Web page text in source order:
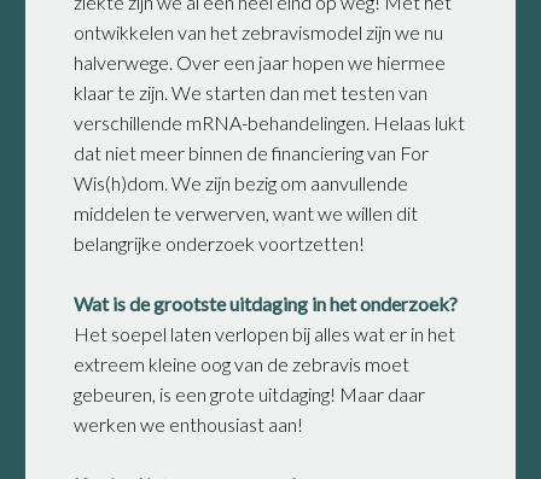
ontwikkelen van het zebravismodel zijn we nu
halverwege. Over een jaar hopen we hiermee
klaar te zijn. We starten dan met testen van
verschillende mRNA-behandelingen. Helaas lukt
dat niet meer binnen de financiering van For
Wis(h)dom. We zijn bezig om aanvullende
middelen te verwerven, want we willen dit
belangrijke onderzoek voortzetten!
Wat is de grootste uitdaging in het onderzoek?
Het soepel laten verlopen bij alles wat er in het
extreem kleine oog van de zebravis moet
gebeuren, is een grote uitdaging! Maar daar
werken we enthousiast aan!